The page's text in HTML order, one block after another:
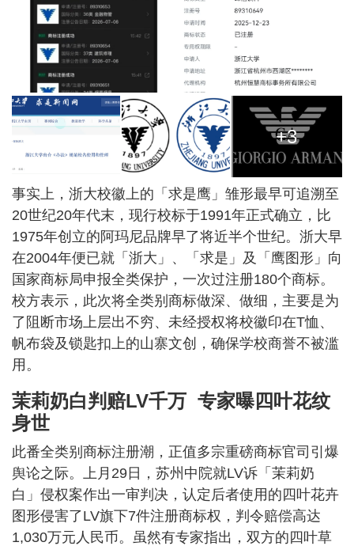
+3
事实上，浙大校徽上的「求是鹰」雏形最早可追溯至
20世纪20年代末，现行校标于1991年正式确立，比
1975年创立的阿玛尼品牌早了将近半个世纪。浙大早
在2004年便已就「浙大」、「求是」及「鹰图形」向
国家商标局申报全类保护，一次过注册180个商标。
校方表示，此次将全类别商标做深、做细，主要是为
了阻断市场上层出不穷、未经授权将校徽印在T恤、
帆布袋及锁匙扣上的山寨文创，确保学校商誉不被滥
用。
茉莉奶白判赔LV千万 专家曝四叶花纹
身世
此番全类别商标注册潮，正值多宗重磅商标官司引爆
舆论之际。上月29日，苏州中院就LV诉「茉莉奶
白」侵权案作出一审判决，认定后者使用的四叶花卉
图形侵害了LV旗下7件注册商标权，判令赔偿高达
1,030万元人民币。虽然有专家指出，双方的四叶草